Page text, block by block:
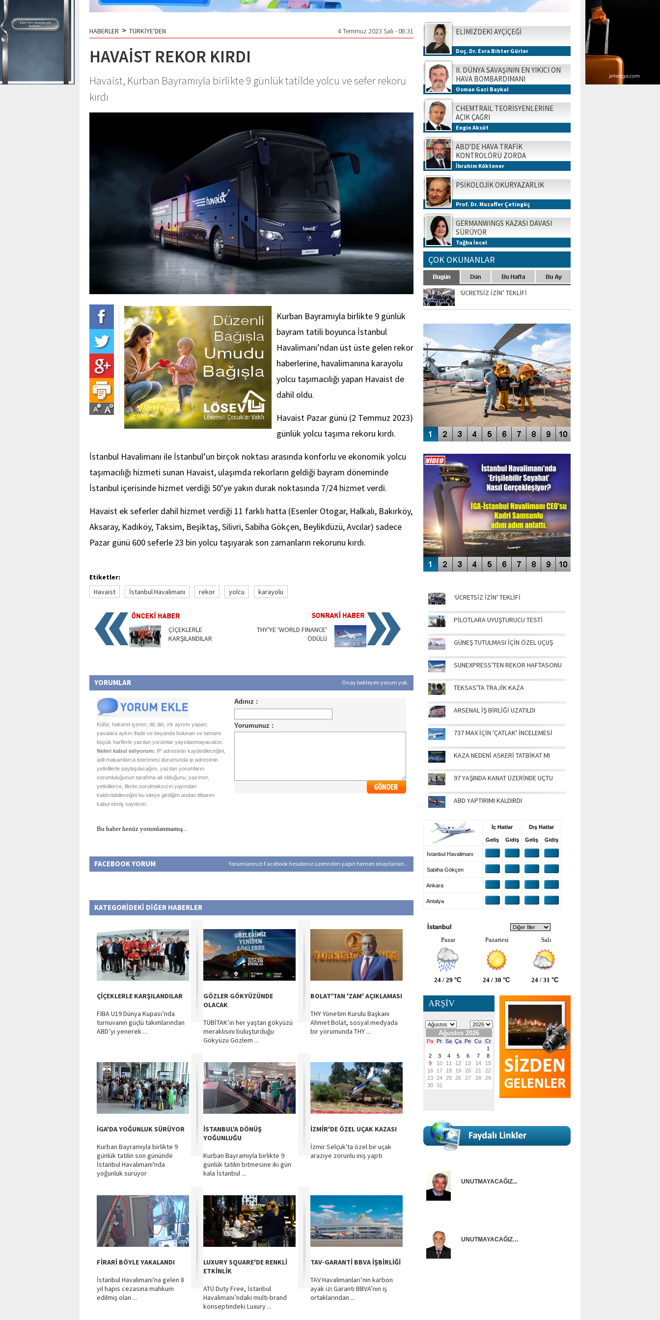
HABERLER > TÜRKİYE'DEN 4 Temmuz 2023 Salı - 08:31
HAVAİST REKOR KIRDI
Havaist, Kurban Bayramıyla birlikte 9 günlük tatilde yolcu ve sefer rekoru
kırdı
Kurban Bayramıyla birlikte 9 günlük
bayram tatili boyunca İstanbul
Havalimanı’ndan üst üste gelen rekor
haberlerine, havalimanına karayolu
yolcu taşımacılığı yapan Havaist de
dahil oldu.
Havaist Pazar günü (2 Temmuz 2023)
günlük yolcu taşıma rekoru kırdı.
İstanbul Havalimanı ile İstanbul’un birçok noktası arasında konforlu ve ekonomik yolcu
taşımacılığı hizmeti sunan Havaist, ulaşımda rekorların geldiği bayram döneminde
İstanbul içerisinde hizmet verdiği 50’ye yakın durak noktasında 7/24 hizmet verdi.
Havaist ek seferler dahil hizmet verdiği 11 farklı hatta (Esenler Otogar, Halkalı, Bakırköy,
Aksaray, Kadıköy, Taksim, Beşiktaş, Silivri, Sabiha Gökçen, Beylikdüzü, Avcılar) sadece
Pazar günü 600 seferle 23 bin yolcu taşıyarak son zamanların rekorunu kırdı.
Etiketler:
Havaist
İstanbul Havalimanı rekor yolcu karayolu
ÇİÇEKLERLE
KARŞILANDILAR
THY'YE 'WORLD FINANCE'
ÖDÜLÜ
YORUMLAR Onay bekleyen yorum yok.
Küfür, hakaret içeren; dil, din, ırk ayrımı yapan;
yasalara aykırı ifade ve beyanda bulunan ve tamamı
büyük harflerle yazılan yorumlar yayınlanmayacaktır.
Neleri kabul ediyorum: IP adresimin kaydedileceğini,
adli makamlarca istenmesi durumunda ip adresimin
yetkililerle paylaşılacağını, yazılan yorumların
sorumluluğunun tarafıma ait olduğunu, yazımın,
yetkililerce, fikrim sorulmaksızın yayından
kaldırılabileceğini bu siteye girdiğim andan itibaren
kabul etmiş sayılırım.
Bu haber henüz yorumlanmamış...
FACEBOOK YORUM Yorumlarınızı Facebook hesabınız üzerinden yapın hemen onaylansın...
KATEGORİDEKİ DİĞER HABERLER
ÇİÇEKLERLE KARŞILANDILAR
FIBA U19 Dünya Kupası’nda
turnuvanın güçlü takımlarından
ABD’yi yenerek ...
GÖZLER GÖKYÜZÜNDE
OLACAK
TÜBİTAK’ın her yaştan gökyüzü
meraklısını buluşturduğu
Gökyüzü Gözlem ...
BOLAT'TAN 'ZAM' AÇIKLAMASI
THY Yönetim Kurulu Başkanı
Ahmet Bolat, sosyal medyada
bir yorumunda THY ...
İGA'DA YOĞUNLUK SÜRÜYOR
Kurban Bayramıyla birlikte 9
günlük tatilin son gününde
İstanbul Havalimanı'nda
yoğunluk sürüyor
İSTANBUL'A DÖNÜŞ
YOĞUNLUĞU
Kurban Bayramıyla birlikte 9
günlük tatilin bitmesine iki gün
kala İstanbul ...
İZMİR'DE ÖZEL UÇAK KAZASI
İzmir Selçuk'ta özel bir uçak
araziye zorunlu iniş yaptı
FİRARİ BÖYLE YAKALANDI
İstanbul Havalimanı'na gelen 8
yıl hapis cezasına mahkum
edilmiş olan ...
LUXURY SQUARE'DE RENKLİ
ETKİNLİK
ATÜ Duty Free, İstanbul
Havalimanı’ndaki multi-brand
konseptindeki Luxury ...
TAV-GARANTİ BBVA İŞBİRLİĞİ
TAV Havalimanları’nın karbon
ayak izi Garanti BBVA’nın iş
ortaklarından ...
ELİMİZDEKİ AYÇİÇEĞİ
Doç. Dr. Esra Bihter Gürler
II. DÜNYA SAVAŞININ EN YIKICI ON
HAVA BOMBARDIMANI
Osman Gazi Baykal
CHEMTRAIL TEORİSYENLERİNE
AÇIK ÇAĞRI
Engin Aksüt
ABD'DE HAVA TRAFİK
KONTROLÖRÜ ZORDA
İbrahim Köktener
PSİKOLOJİK OKURYAZARLIK
Prof. Dr. Muzaffer Çetingüç
GERMANWINGS KAZASI DAVASI
SÜRÜYOR
Tuğba İncel
ÇOK OKUNANLAR
‘ÜCRETSİZ İZİN’ TEKLİFİ
SİNGAPUR AIRSHOW-2020
ENGELLERİN AŞILDIĞI HAVALİMANI
‘ÜCRETSİZ İZİN' TEKLİFİ
PİLOTLARA UYUŞTURUCU TESTİ
GÜNEŞ TUTULMASI İÇİN ÖZEL UÇUŞ
SUNEXPRESS'TEN REKOR HAFTASONU
TEKSAS'TA TRAJİK KAZA
ARSENAL İŞ BİRLİĞİ UZATILDI
737 MAX İÇİN 'ÇATLAK' İNCELEMESİ
KAZA NEDENİ ASKERİ TATBİKAT MI
97 YAŞINDA KANAT ÜZERİNDE UÇTU
ABD YAPTIRIMI KALDIRDI
İç Hatlar Dış Hatlar
Geliş Gidiş Geliş Gidiş
İstanbul Havalimanı
Sabiha Gökçen
Ankara
Antalya
İstanbul
Pazar
Pazartesi Salı
24 / 29 °C 24 / 30 °C 24 / 31 °C
ARŞİV
UNUTMAYACAĞIZ...
UNUTMAYACAĞIZ…